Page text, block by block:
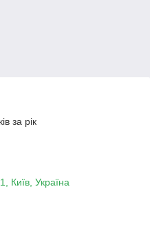
за рік
Київ, Україна